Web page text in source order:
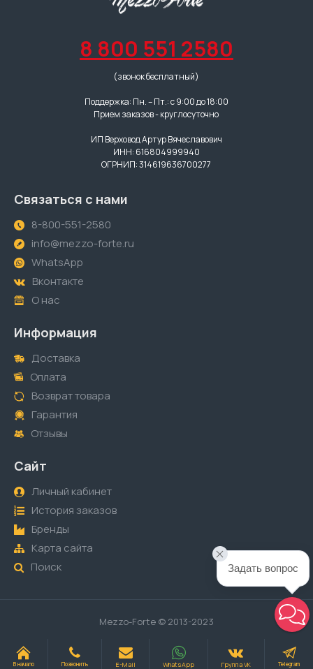
8 800 551 2580
(звонок бесплатный)
Поддержка: Пн. – Пт.: с 9:00 до 18:00
Прием заказов - круглосуточно
ИП Верховод Артур Вячеславович
ИНН: 616804999940
ОГРНИП: 314619636700277
Связаться с нами
8-800-551-2580
info@mezzo-forte.ru
WhatsApp
Вконтакте
О нас
Информация
Доставка
Оплата
Возврат товара
Гарантия
Отзывы
Сайт
Личный кабинет
История заказов
Бренды
Карта сайта
Поиск
Mezzo-Forte © 2013-2023
В начало Позвонить E-Mail WhatsApp Группа VK Telegram
Задать вопрос